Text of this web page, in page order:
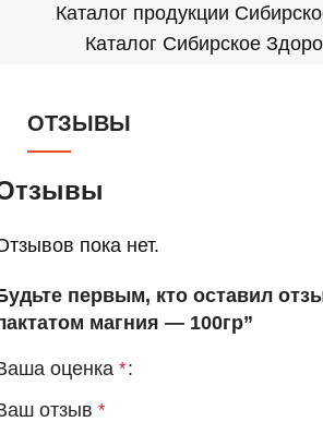
Каталог продукции
Каталог Сибирское
ОТЗЫВЫ
пока нет.
первым, кто оставил
магния — 100гр”
оценка *
отзыв *